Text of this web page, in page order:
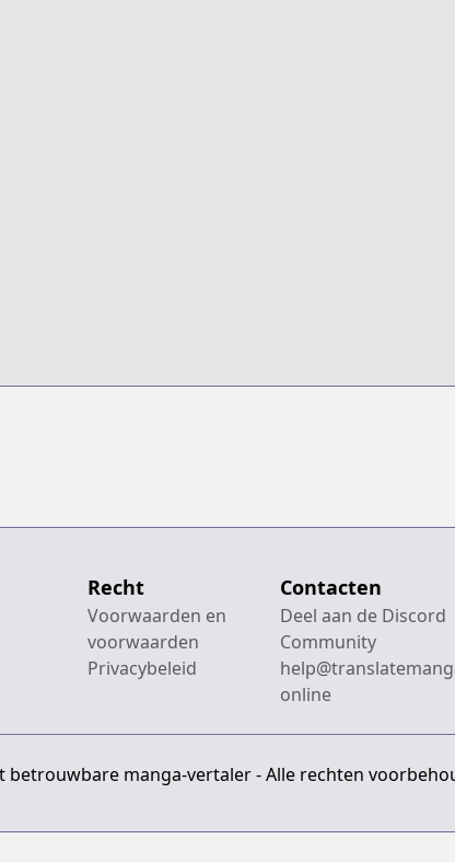
Recht
Voorwaarden en
voorwaarden
Privacybeleid
Contacten
Deel aan de Discord
Community
online
manga-vertaler - Alle rechten